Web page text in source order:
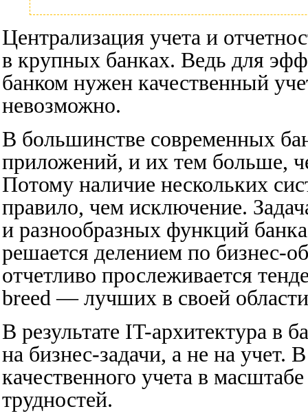
Централизация учета и
в крупных банках. Ведь для
банком нужен качественный
невозможно.
В большинстве современных
приложений, и их тем больше,
Потому наличие нескольких
правило, чем исключение.
и разнообразных функций
решается делением по бизнес-
отчетливо прослеживается
breed — лучших в своей
В результате IT-архитектура в
на бизнес-задачи, а не на учет.
качественного учета в
трудностей.